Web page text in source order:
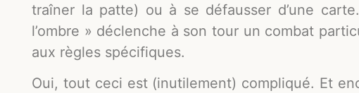
traîner la patte) ou à se défausser d’une
l’ombre » déclenche à son tour un combat
aux règles spécifiques.
Oui, tout ceci est (inutilement) compliqué. Et